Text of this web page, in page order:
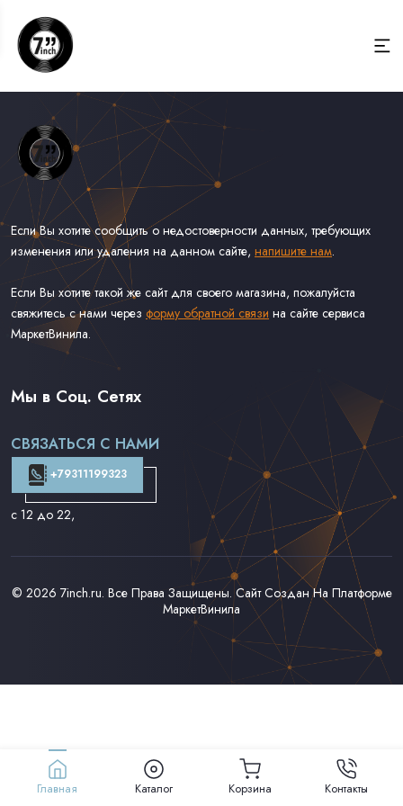
Если Вы хотите сообщить о недостоверности данных, требующих
изменения или удаления на данном сайте, напишите нам.
Если Вы хотите такой же сайт для своего магазина, пожалуйста
свяжитесь с нами через форму обратной связи на сайте сервиса
МаркетВинила.
Весь Каталог Винила на 7''
Рок на 7''
Доставка и Оплата
Контакты
Мы в Соц. Сетях
СВЯЗАТЬСЯ С НАМИ
+79311199323
с 12 до 22,
© 2026 7inch.ru. Все Права Защищены. Сайт Создан На Платформе
МаркетВинила
Главная Каталог Корзина Контакты